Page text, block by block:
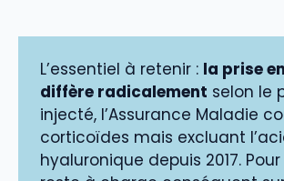
L’essentiel à retenir : la prise
diffère radicalement selon le
injecté, l’Assurance Maladie
corticoïdes mais excluant
hyaluronique depuis 2017.